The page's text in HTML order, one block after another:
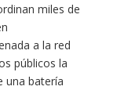
miles de
a la red
públicos la
una batería